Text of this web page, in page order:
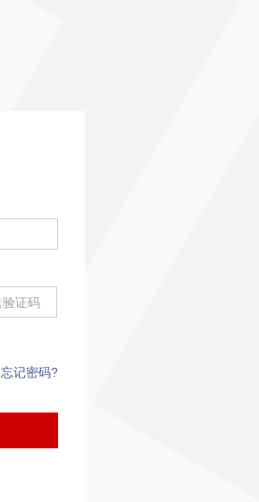
验证码
忘记密码?